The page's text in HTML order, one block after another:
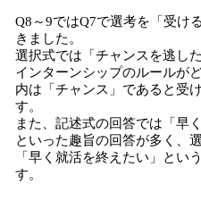
Q8～9ではQ7で選考を「受け
きました。
選択式では「チャンスを逃し
インターンシップのルールが
内は「チャンス」であると受
す。
また、記述式の回答では「早
といった趣旨の回答が多く、
「早く就活を終えたい」とい
す。